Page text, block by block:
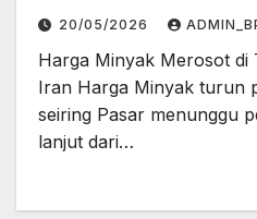
20/05/2026
Harga Minyak Merosot di
Iran Harga Minyak turun
seiring Pasar menunggu
lanjut dari…